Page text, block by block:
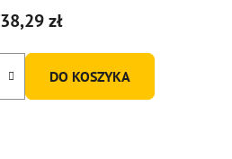
produktu
5,0
38,29 zł
DO KOSZYKA